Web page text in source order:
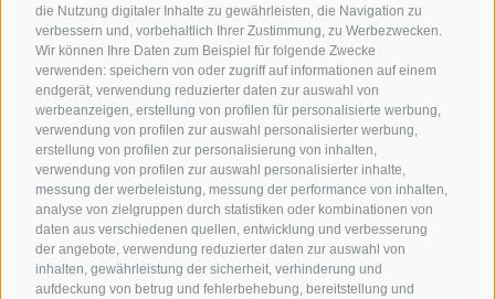
die Nutzung digitaler Inhalte zu gewährleisten, die Navigation zu
verbessern und, vorbehaltlich Ihrer Zustimmung, zu Werbezwecken.
Wir können Ihre Daten zum Beispiel für folgende Zwecke
verwenden: speichern von oder zugriff auf informationen auf einem
endgerät, verwendung reduzierter daten zur auswahl von
werbeanzeigen, erstellung von profilen für personalisierte werbung,
verwendung von profilen zur auswahl personalisierter werbung,
erstellung von profilen zur personalisierung von inhalten,
verwendung von profilen zur auswahl personalisierter inhalte,
messung der werbeleistung, messung der performance von inhalten,
analyse von zielgruppen durch statistiken oder kombinationen von
daten aus verschiedenen quellen, entwicklung und verbesserung
der angebote, verwendung reduzierter daten zur auswahl von
inhalten, gewährleistung der sicherheit, verhinderung und
aufdeckung von betrug und fehlerbehebung, bereitstellung und
Sollevatec GmbH • Industriezone - Förche 20 •
39040Schabs(BZ)
T:+39 0472268370
info@sollevatec.it